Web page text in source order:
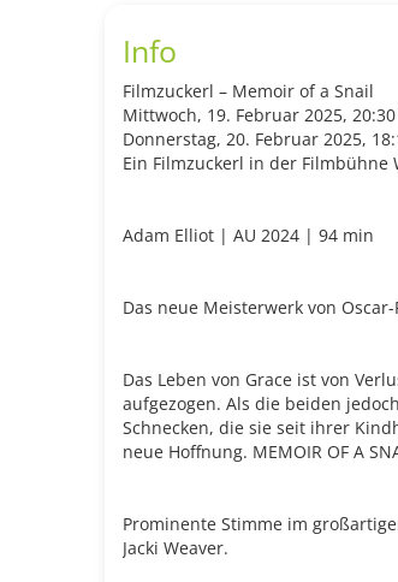
Info
Filmzuckerl – Memoir of a Snail
Mittwoch, 19. Februar 2025,
Donnerstag, 20. Februar 2025,
Ein Filmzuckerl in der Filmbühne
Adam Elliot | AU 2024 | 94 min
Das neue Meisterwerk von
Das Leben von Grace ist von
aufgezogen. Als die beiden
Schnecken, die sie seit ihrer
neue Hoffnung. MEMOIR OF A
Prominente Stimme im
Jacki Weaver.